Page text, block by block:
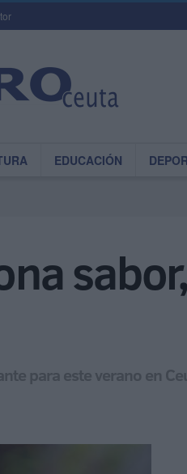
EDUCACIÓN
para este verano en